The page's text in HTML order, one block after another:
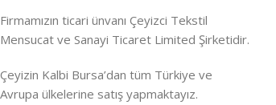
Firmamızın ticari ünvanı Çeyizci Tekstil
Mensucat ve Sanayi Ticaret Limited Şirketidir.
Çeyizin Kalbi Bursa’dan tüm Türkiye ve
Avrupa ülkelerine satış yapmaktayız.